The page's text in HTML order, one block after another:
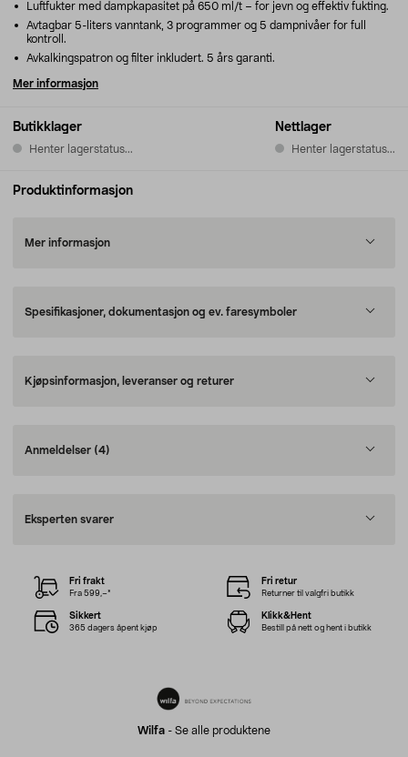
Butikklager
Henter lagerstatus...
Nettlager
Henter lagerstatus...
Luftfukter med dampkapasitet på 650 ml/t – for jevn og effektiv fukting.
Avtagbar 5-liters vanntank, 3 programmer og 5 dampnivåer for full
kontroll.
Avkalkingspatron og filter inkludert. 5 års garanti.
Mer informasjon
Produktinformasjon
Mer informasjon
Spesifikasjoner, dokumentasjon og ev. faresymboler
Kjøpsinformasjon, leveranser og returer
Anmeldelser (4)
Eksperten svarer
Wilfa - Se alle produktene
Fri frakt
Fra 599,–*
Fri retur
Returner til valgfri butikk
Sikkert
365 dagers åpent kjøp
Klikk&Hent
Bestill på nett og hent i butikk